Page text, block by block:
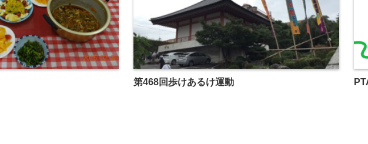
第468回歩けあるけ運動